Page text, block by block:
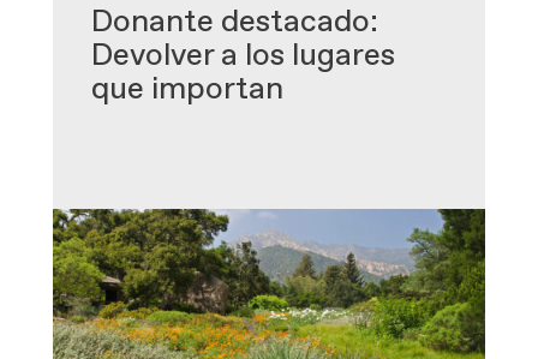
Donante destacado:
Devolver a los lugares
que importan